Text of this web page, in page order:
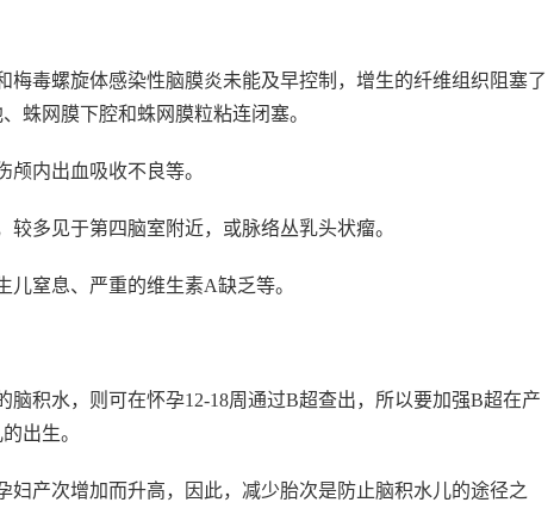
梅毒螺旋体感染性脑膜炎未能及早控制，增生的纤维组织阻塞了
蛛网膜下腔和蛛网膜粒粘连闭塞。
内出血吸收不良等。
多见于第四脑室附近，或脉络丛乳头状瘤。
窒息、严重的维生素A缺乏等。
脑积水，则可在怀孕12-18周通过B超查出，所以要加强B超在产
出生。
妇产次增加而升高，因此，减少胎次是防止脑积水儿的途径之